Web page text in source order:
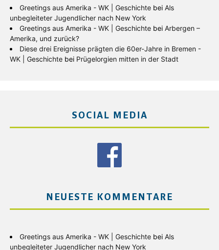
Greetings aus Amerika - WK | Geschichte bei Als
unbegleiteter Jugendlicher nach New York
Greetings aus Amerika - WK | Geschichte bei Arbergen –
Amerika, und zurück?
Diese drei Ereignisse prägten die 60er-Jahre in Bremen -
WK | Geschichte bei Prügelorgien mitten in der Stadt
SOCIAL MEDIA
NEUESTE KOMMENTARE
Greetings aus Amerika - WK | Geschichte bei Als
unbegleiteter Jugendlicher nach New York